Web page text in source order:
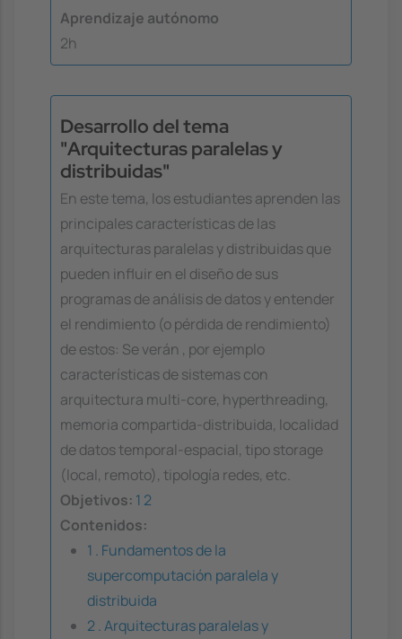
Aprendizaje autónomo
2h
Desarrollo del tema
"Arquitecturas paralelas y
distribuidas"
En este tema, los estudiantes aprenden las
principales características de las
arquitecturas paralelas y distribuidas que
pueden influir en el diseño de sus
programas de análisis de datos y entender
el rendimiento (o pérdida de rendimiento)
de estos: Se verán , por ejemplo
características de sistemas con
arquitectura multi-core, hyperthreading,
memoria compartida-distribuida, localidad
de datos temporal-espacial, tipo storage
(local, remoto), tipología redes, etc.
Objetivos: 1 2
Contenidos:
1 . Fundamentos de la
supercomputación paralela y
distribuida
2 . Arquitecturas paralelas y